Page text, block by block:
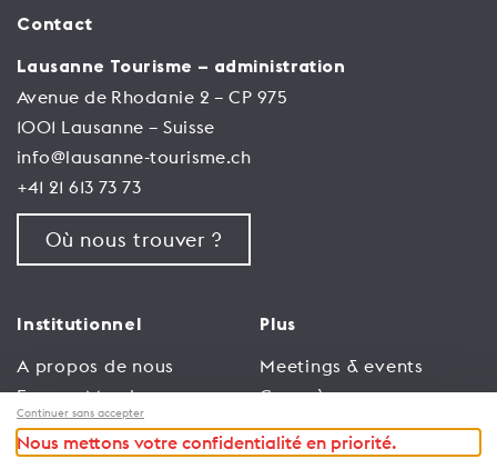
Contact
Lausanne Tourisme – administration
Avenue de Rhodanie 2 – CP 975
1001 Lausanne – Suisse
info@lausanne-tourisme.ch
+41 21 613 73 73
Où nous trouver ?
Institutionnel
A propos de nous
Espace Membres
Emploi
Plus
Meetings & events
Congrès
Trade
Continuer sans accepter
Nous mettons votre confidentialité en priorité.